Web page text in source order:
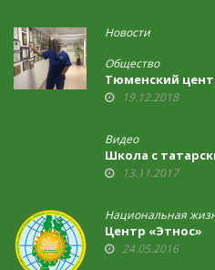
Новости
,
Общество
Тюменский
19.12.2018
Видео
Школа с
13.11.2017
Национальная
Центр «Этнос»
24.05.2016